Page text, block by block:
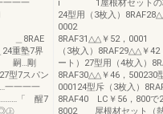
一
1 1
重塾7界
嗣…剛
7スパン
一一一
「 醒7
㊤
i 1屋根材セットの材
24型用（3枚入）
0002 124
8RAF31△△
（3枚入）8RAF29△△￥
ート）27型用（4枚入）
8RAF30△△￥46，500230
000124型斥（3枚入）
8RAF40 LC￥56，800で
8002 屋根材セット（熱